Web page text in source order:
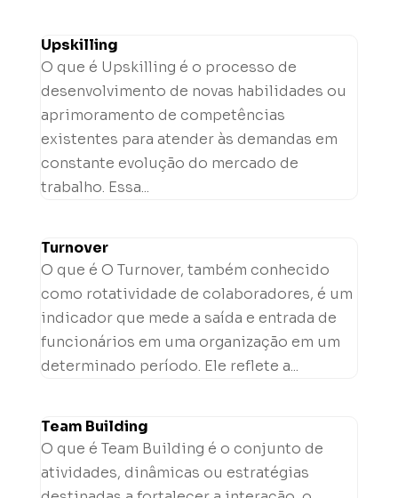
Upskilling
O que é Upskilling é o processo de
desenvolvimento de novas habilidades ou
aprimoramento de competências
existentes para atender às demandas em
constante evolução do mercado de
trabalho. Essa...
Turnover
O que é O Turnover, também conhecido
como rotatividade de colaboradores, é um
indicador que mede a saída e entrada de
funcionários em uma organização em um
determinado período. Ele reflete a...
Team Building
O que é Team Building é o conjunto de
atividades, dinâmicas ou estratégias